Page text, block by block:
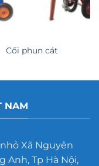
Cối phun cát
NAM
Xã Nguyên
Anh, Tp Hà Nội,